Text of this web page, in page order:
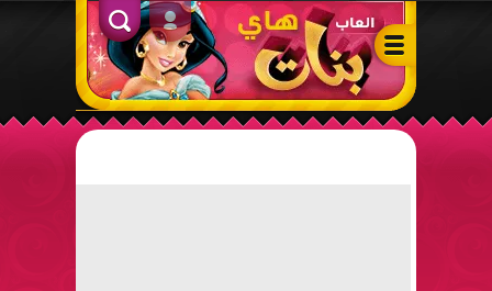
ألعاب بنات هاي – أفضل ألعاب تلبيس، مكياج، طبخ وأنشطة ممتعة
الدخول